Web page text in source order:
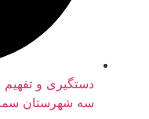
دستگیری و تفهیم اتهام
سه شهرستان سمنان